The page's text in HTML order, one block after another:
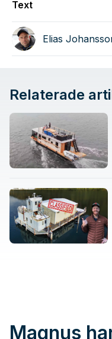
Text
Elias
Relaterade
Magnus